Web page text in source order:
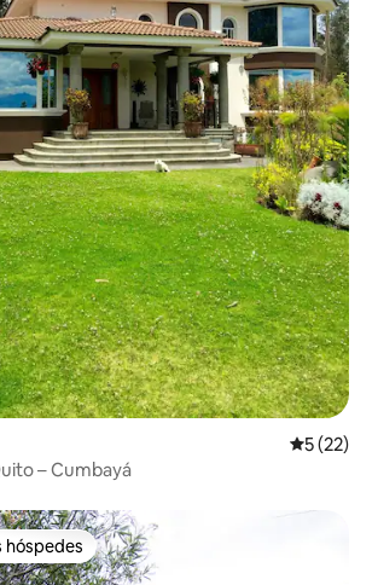
5 de uma
5 (22)
– Cumbayá
preferidos dos hóspedes
hóspedes